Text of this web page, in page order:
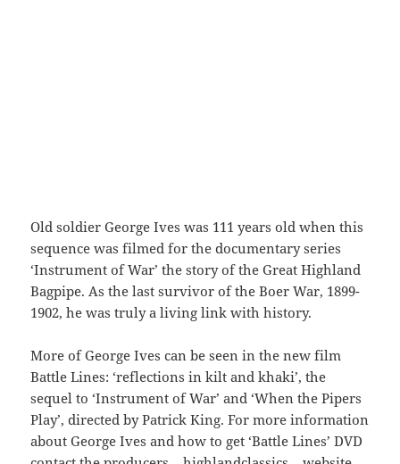
Old soldier George Ives was 111 years old when this
sequence was filmed for the documentary series
‘Instrument of War’ the story of the Great Highland
Bagpipe. As the last survivor of the Boer War, 1899-
1902, he was truly a living link with history.
More of George Ives can be seen in the new film
Battle Lines: ‘reflections in kilt and khaki’, the
sequel to ‘Instrument of War’ and ‘When the Pipers
Play’, directed by Patrick King. For more information
about George Ives and how to get ‘Battle Lines’ DVD